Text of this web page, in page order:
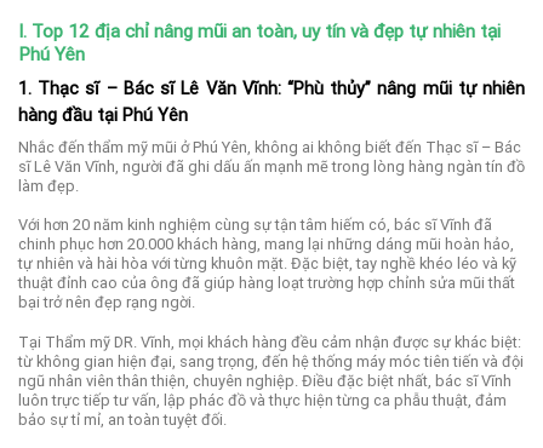
I. Top 12 địa chỉ nâng mũi an toàn, uy tín và đẹp tự nhiên tại
Phú Yên
1. Thạc sĩ – Bác sĩ Lê Văn Vĩnh: “Phù thủy” nâng mũi tự nhiên
hàng đầu tại Phú Yên
Nhắc đến thẩm mỹ mũi ở Phú Yên, không ai không biết đến Thạc sĩ – Bác
sĩ Lê Văn Vĩnh, người đã ghi dấu ấn mạnh mẽ trong lòng hàng ngàn tín đồ
làm đẹp.
Với hơn 20 năm kinh nghiệm cùng sự tận tâm hiếm có, bác sĩ Vĩnh đã
chinh phục hơn 20.000 khách hàng, mang lại những dáng mũi hoàn hảo,
tự nhiên và hài hòa với từng khuôn mặt. Đặc biệt, tay nghề khéo léo và kỹ
thuật đỉnh cao của ông đã giúp hàng loạt trường hợp chỉnh sửa mũi thất
bại trở nên đẹp rạng ngời.
Tại Thẩm mỹ DR. Vĩnh, mọi khách hàng đều cảm nhận được sự khác biệt:
từ không gian hiện đại, sang trọng, đến hệ thống máy móc tiên tiến và đội
ngũ nhân viên thân thiện, chuyên nghiệp. Điều đặc biệt nhất, bác sĩ Vĩnh
luôn trực tiếp tư vấn, lập phác đồ và thực hiện từng ca phẫu thuật, đảm
bảo sự tỉ mỉ, an toàn tuyệt đối.